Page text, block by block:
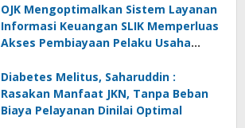
OJK Mengoptimalkan Sistem Layanan
Informasi Keuangan SLIK Memperluas
Akses Pembiayaan Pelaku Usaha
Diabetes Melitus, Saharuddin :
Rasakan Manfaat JKN, Tanpa Beban
Biaya Pelayanan Dinilai Optimal